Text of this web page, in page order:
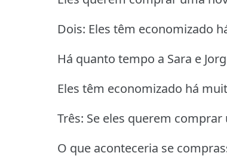
Dois: Eles têm economizado
Há quanto tempo a Sara e
Eles têm economizado há
Três: Se eles querem
O que aconteceria se